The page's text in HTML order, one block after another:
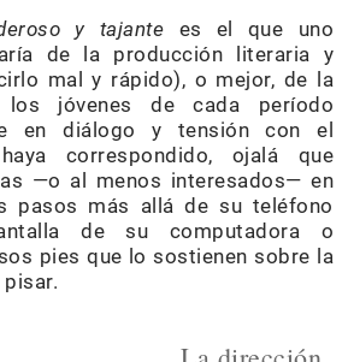
y tajante es el que uno
de la producción literaria y
mal y rápido), o mejor, de la
jóvenes de cada período
en diálogo y tensión con el
correspondido, ojalá que
—o al menos interesados— en
pasos más allá de su teléfono
de su computadora o
pies que lo sostienen sobre la